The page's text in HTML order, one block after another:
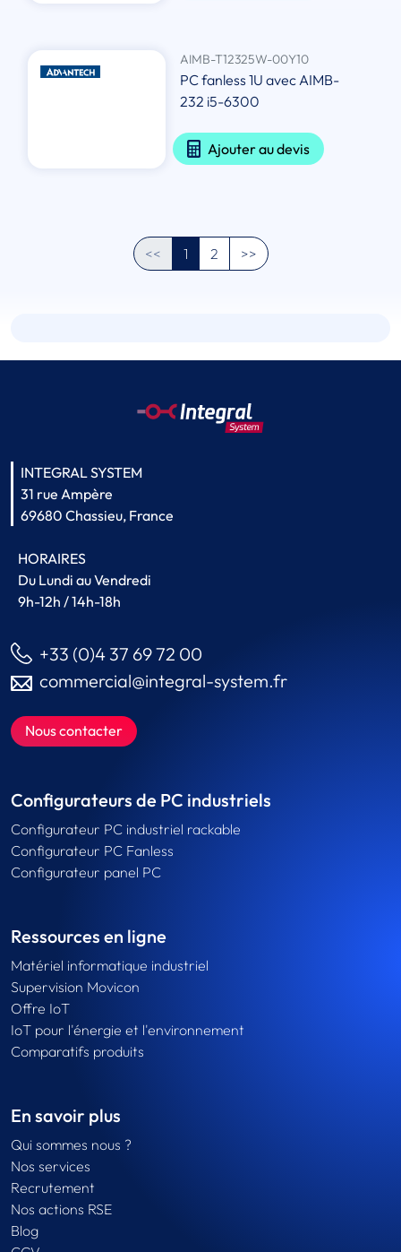
AIMB-T12325W-00Y10
PC fanless 1U avec AIMB-
232 i5-6300
Ajouter au devis
<< 1 2 >>
INTEGRAL SYSTEM
31 rue Ampère
69680 Chassieu, France
HORAIRES
Du Lundi au Vendredi
9h-12h / 14h-18h
+33 (0)4 37 69 72 00
commercial@integral-system.fr
Nous contacter
Configurateurs de PC industriels
Configurateur PC industriel rackable
Configurateur PC Fanless
Configurateur panel PC
Ressources en ligne
Matériel informatique industriel
Supervision Movicon
Offre IoT
IoT pour l'énergie et l'environnement
Comparatifs produits
En savoir plus
Qui sommes nous ?
Nos services
Recrutement
Nos actions RSE
Blog